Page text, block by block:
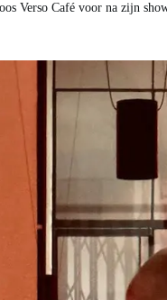
Verso Café voor na zijn